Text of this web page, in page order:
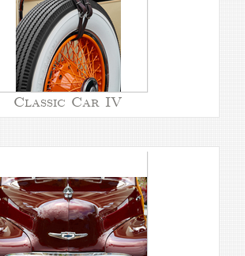
Classic Car IV